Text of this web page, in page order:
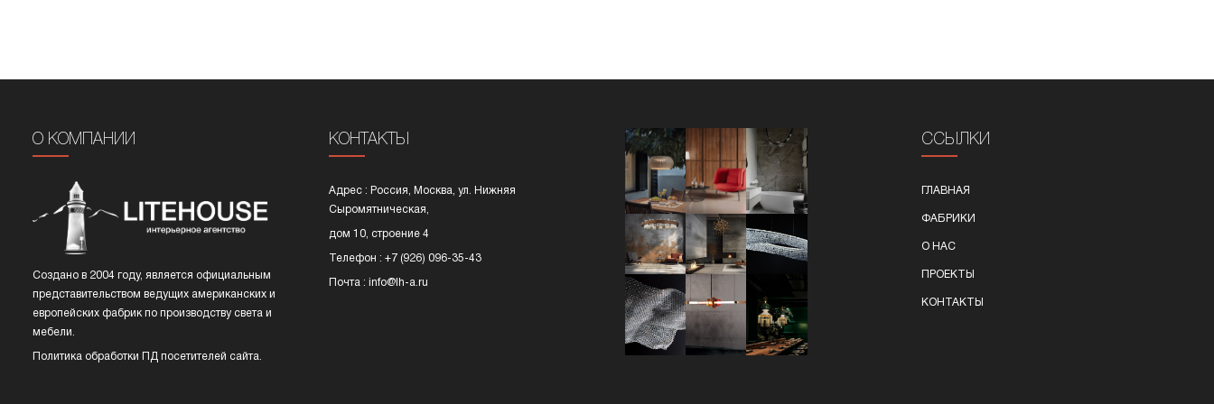
О КОМПАНИИ
Cоздано в 2004 году, является официальным
представительством ведущих американских и
европейских фабрик по производству света и
мебели.
Политика обработки ПД посетителей сайта.
КОНТАКТЫ
Адрес : Россия, Москва, ул. Нижняя
Сыромятническая,
дом 10, строение 4
Телефон : +7 (926) 096-35-43
Почта : info@lh-a.ru
ССЫЛКИ
ГЛАВНАЯ
ФАБРИКИ
О НАС
ПРОЕКТЫ
КОНТАКТЫ